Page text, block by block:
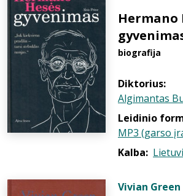
Hermano
biografija
Diktorius:
Algimantas
Leidinio
MP3 (garso
Kalba:
Vivian Green